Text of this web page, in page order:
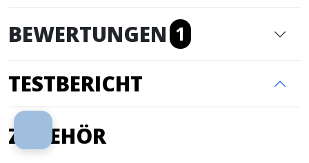
BEWERTUNGEN 1
TESTBERICHT
ZUBEHÖR